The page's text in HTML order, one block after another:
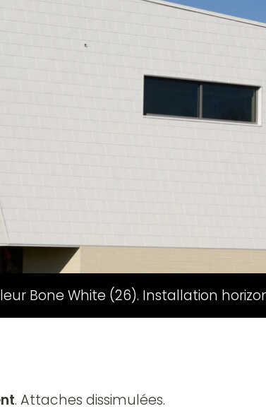
Bone White (26). Installation
. Attaches dissimulées.